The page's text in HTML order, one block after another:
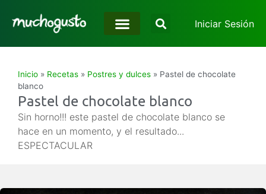
Iniciar Sesión
Inicio » Recetas » Postres y dulces » Pastel de chocolate
blanco
Pastel de chocolate blanco
Sin horno!!! este pastel de chocolate blanco se
hace en un momento, y el resultado...
ESPECTACULAR